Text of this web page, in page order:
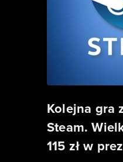
Kolejna gra
Steam.
115 zł w